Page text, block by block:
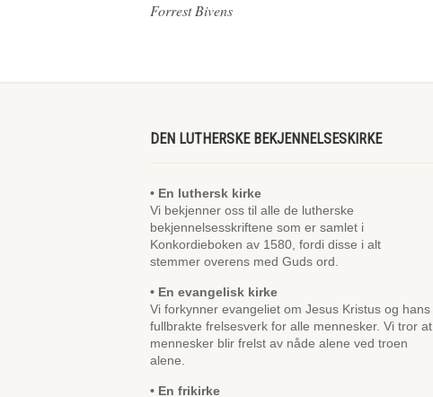
Forrest Bivens
DEN LUTHERSKE BEKJENNELSESKIRKE
• En luthersk kirke
Vi bekjenner oss til alle de lutherske
bekjennelsesskriftene som er samlet i
Konkordieboken av 1580, fordi disse i alt
stemmer overens med Guds ord.
• En evangelisk kirke
Vi forkynner evangeliet om Jesus Kristus og hans
fullbrakte frelsesverk for alle mennesker. Vi tror at
mennesker blir frelst av nåde alene ved troen
alene.
• En frikirke